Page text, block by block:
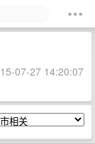
07-27 14:20:07